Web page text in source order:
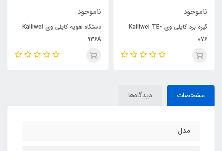
ناموجود
گیره برد کایلی وی Kailiwei TE-
076
ناموجود
دستگاه هویه کایلی وی Kailiwei
936A
مشخصات دیدگاه‌ها
مدل